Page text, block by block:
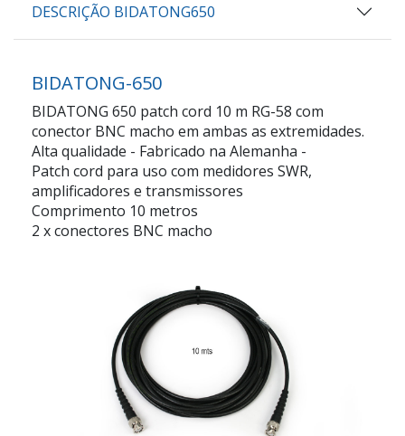
DESCRIÇÃO BIDATONG650
BIDATONG-650
BIDATONG 650 patch cord 10 m RG-58 com
conector BNC macho em ambas as extremidades.
Alta qualidade - Fabricado na Alemanha -
Patch cord para uso com medidores SWR,
amplificadores e transmissores
Comprimento 10 metros
2 x conectores BNC macho